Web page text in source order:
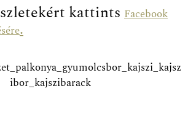
kattints Facebook
.